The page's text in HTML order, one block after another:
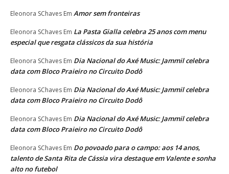
Eleonora SChaves Em Amor sem fronteiras
Eleonora SChaves Em La Pasta Gialla celebra 25 anos com menu
especial que resgata clássicos da sua história
Eleonora SChaves Em Dia Nacional do Axé Music: Jammil celebra
data com Bloco Praieiro no Circuito Dodô
Eleonora SChaves Em Dia Nacional do Axé Music: Jammil celebra
data com Bloco Praieiro no Circuito Dodô
Eleonora SChaves Em Dia Nacional do Axé Music: Jammil celebra
data com Bloco Praieiro no Circuito Dodô
Eleonora SChaves Em Do povoado para o campo: aos 14 anos,
talento de Santa Rita de Cássia vira destaque em Valente e sonha
alto no futebol